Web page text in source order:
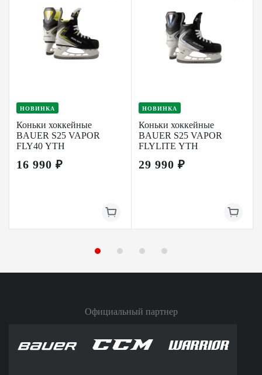
НОВИНКА
Коньки хоккейные
BAUER S25 VAPOR
FLY40 YTH
16 990 ₽
НОВИНКА
Коньки хоккейные
BAUER S25 VAPOR
FLYLITE YTH
29 990 ₽
Официальный партнер